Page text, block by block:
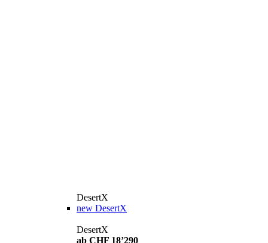
DesertX
new DesertX
DesertX
ab CHF 18’290